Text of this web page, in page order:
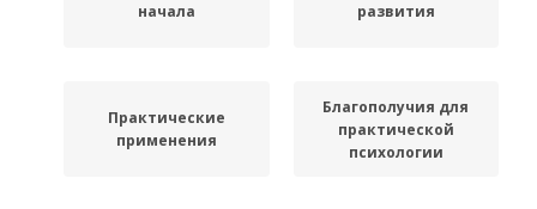
начала
развития
Практические
применения
Благополучия для
практической
психологии